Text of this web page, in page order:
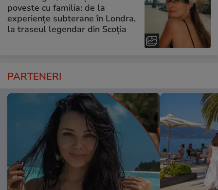
poveste cu familia: de la
experiențe subterane în Londra,
la traseul legendar din Scoția
PARTENERI